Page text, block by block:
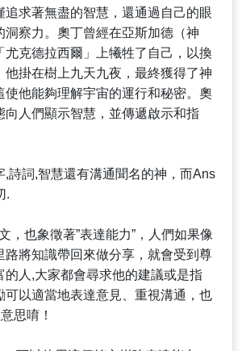
追求著無盡的智慧，還通過自己的眼
洞察力。奧丁曾經在亞斯加德（神
尤克德拉西爾」上犧牲了自己，以換
他掛在樹上九天九夜，最終獲得了神
使他能夠理解宇宙的運行和秘密。奧
向人們顯示智慧，並傳遞啟示和指
,詩詞,智慧還有溝通聞名的神，而Ans
.
，也象徵著”表達能力”，人們如果像
路將知識帶回來做分享，就會受到尊
的人,大家都會尋求他的建議或是指
可以適當地表達意見、重視溝通，也
思唷！